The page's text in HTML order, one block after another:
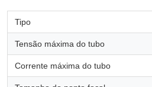
Tipo
Tensão máxima do tubo
Corrente máxima do tubo